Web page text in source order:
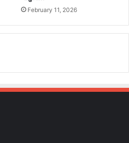
February 11, 2026